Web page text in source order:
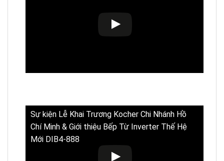
Sự kiện Lễ Khai Trương Kocher Chi Nhánh Hồ
Chí Minh & Giới thiệu Bếp Từ Inverter Thế Hệ
Mới DIB4-888